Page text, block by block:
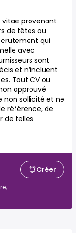
vitae provenant
de têtes ou
qui
avec
sont
et n’incluent
Tout CV ou
approuvé
non sollicité et ne
référence, de
de telles
Créer